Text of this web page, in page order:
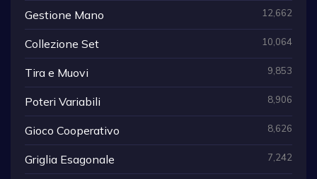
Gestione Mano 12,662
Collezione Set 10,064
Tira e Muovi 9,853
Poteri Variabili 8,906
Gioco Cooperativo 8,626
Griglia Esagonale 7,242